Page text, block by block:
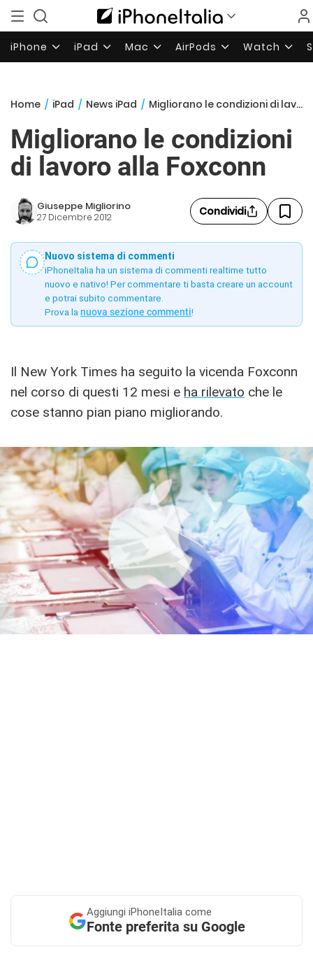
iPhone iPad Mac AirPods Watch
Home / iPad / News iPad / Migliorano le condizioni di lavoro alla Foxconn
Migliorano le condizioni
di lavoro alla Foxconn
Giuseppe Migliorino
27 Dicembre 2012 Condividi
Nuovo sistema di commenti
iPhoneItalia ha un sistema di commenti realtime tutto
nuovo e nativo! Per commentare ti basta creare un account
e potrai subito commentare.
Prova la nuova sezione commenti!
Il New York Times ha seguito la vicenda Foxconn
nel corso di questi 12 mesi e ha rilevato che le
cose stanno pian piano migliorando.
Aggiungi iPhoneItalia come
Fonte preferita su Google